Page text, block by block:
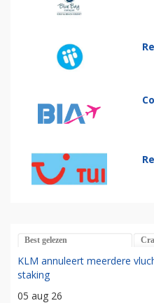
Best gelezen
KLM annuleert meerdere
staking
05 aug 26